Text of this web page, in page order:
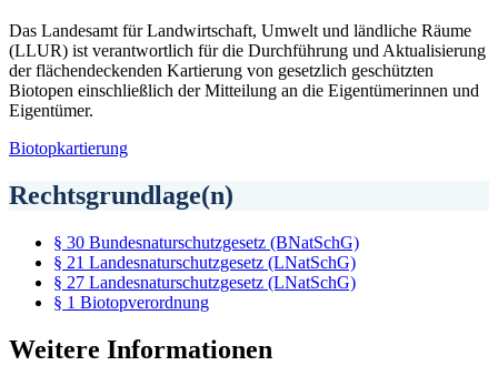
Das Landesamt für Landwirtschaft, Umwelt und ländliche Räume
(LLUR) ist verantwortlich für die Durchführung und Aktualisierung
der flächendeckenden Kartierung von gesetzlich geschützten
Biotopen einschließlich der Mitteilung an die Eigentümerinnen und
Eigentümer.
Biotopkartierung
Rechtsgrundlage(n)
§ 30 Bundesnaturschutzgesetz (BNatSchG)
§ 21 Landesnaturschutzgesetz (LNatSchG)
§ 27 Landesnaturschutzgesetz (LNatSchG)
§ 1 Biotopverordnung
Weitere Informationen